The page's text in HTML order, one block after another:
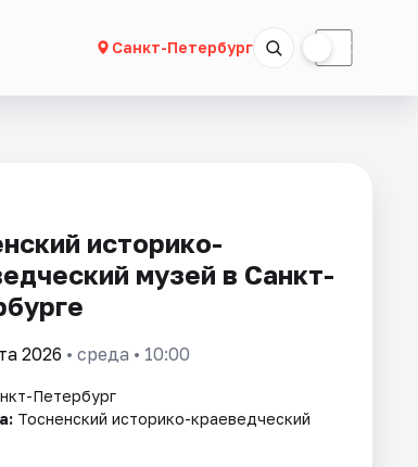
Санкт-Петербург ☾
историко-
музей в Санкт-
2026 • среда • 10:00
Петербург
Тосненский историко-краеведческий